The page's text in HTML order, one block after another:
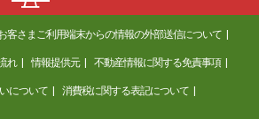
客さまご利用端末からの情報の外部送信について
れ 情報提供元 不動産情報に関する免責事項
について 消費税に関する表記について